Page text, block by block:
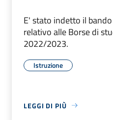
E' stato indetto il
relativo alle Borse di
2022/2023.
Istruzione
LEGGI DI PIÙ